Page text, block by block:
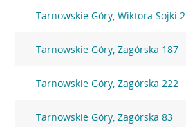
Tarnowskie Góry, Wiktora Sojki 2
Tarnowskie Góry, Zagórska 187
Tarnowskie Góry, Zagórska 222
Tarnowskie Góry, Zagórska 83